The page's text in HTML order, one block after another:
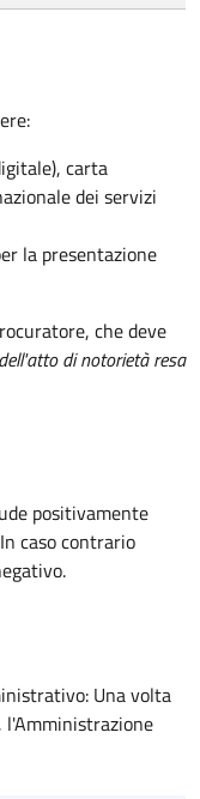
carta
dei servizi
la presentazione
che deve
di notorietà resa
positivamente
caso contrario
Una volta